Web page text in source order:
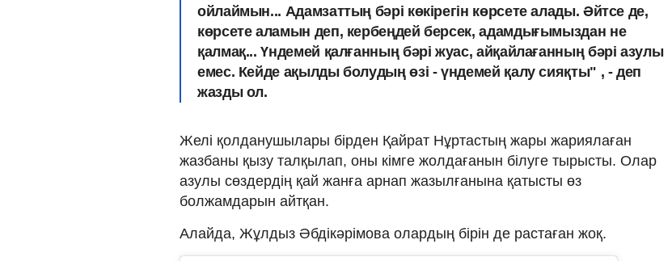
ойлаймын... Адамзаттың бәрі көкірегін көрсете алады. Әйтсе де,
көрсете аламын деп, кербеңдей берсек, адамдығымыздан не
қалмақ... Үндемей қалғанның бәрі жуас, айқайлағанның бәрі азулы
емес. Кейде ақылды болудың өзі - үндемей қалу сияқты" , - деп
жазды ол.
Желі қолданушылары бірден Қайрат Нұртастың жары жариялаған
жазбаны қызу талқылап, оны кімге жолдағанын білуге тырысты. Олар
азулы сөздердің қай жанға арнап жазылғанына қатысты өз
болжамдарын айтқан.
Алайда, Жұлдыз Әбдікәрімова олардың бірін де растаған жоқ.